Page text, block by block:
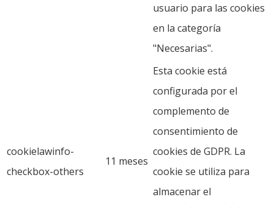
usuario para las cookies
en la categoría
"Necesarias".
cookielawinfo-
checkbox-others
11 meses
Esta cookie está
configurada por el
complemento de
consentimiento de
cookies de GDPR. La
cookie se utiliza para
almacenar el